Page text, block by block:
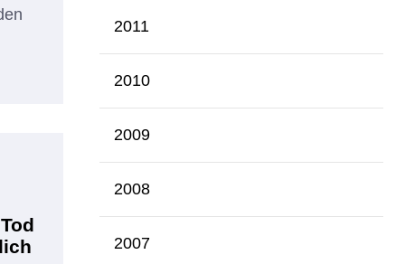
2011
2010
2009
2008
2007